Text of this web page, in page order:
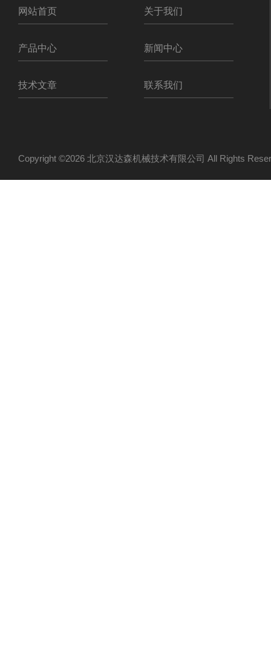
网站首页 关于我们
产品中心 新闻中心
技术文章 联系我们
Copyright ©2026 北京汉达森机械技术有限公司 All Rights